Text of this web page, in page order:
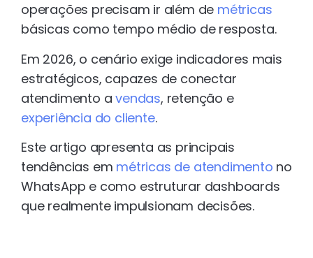
operações precisam ir além de métricas
básicas como tempo médio de resposta.
Em 2026, o cenário exige indicadores mais
estratégicos, capazes de conectar
atendimento avendas, retenção e
experiência do cliente.
Este artigo apresenta as principais
tendências em métricas de atendimento no
WhatsApp e como estruturar dashboards
que realmente impulsionam decisões.